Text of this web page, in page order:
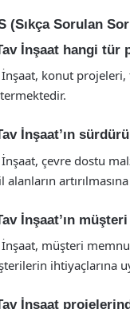
(Sıkça Sorulan
İnşaat hangi tür
İnşaat, konut
İnşaat’ın
İnşaat, çevre dostu
alanların
İnşaat’ın
İnşaat, müşteri
ihtiyaçlarına
İnşaat